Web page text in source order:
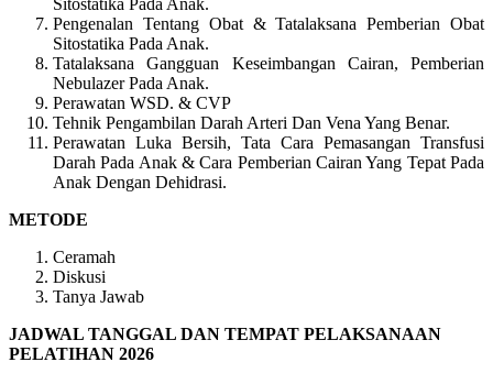
Pengenalan Tentang Obat & Tatalaksana Pemberian Obat
Sitostatika Pada Anak.
Tatalaksana Gangguan Keseimbangan Cairan, Pemberian
Nebulazer Pada Anak.
Perawatan WSD. & CVP
Tehnik Pengambilan Darah Arteri Dan Vena Yang Benar.
Perawatan Luka Bersih, Tata Cara Pemasangan Transfusi
Darah Pada Anak & Cara Pemberian Cairan Yang Tepat Pada
Anak Dengan Dehidrasi.
METODE
Ceramah
Diskusi
Tanya Jawab
JADWAL TANGGAL DAN TEMPAT PELAKSANAAN
PELATIHAN 2026